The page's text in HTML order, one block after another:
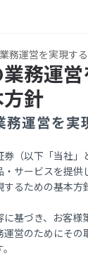
務運営を実現す
務運
針
務運営を実
（以下「当社」
サービスを提供
るための基本方
基づき、お客様
営のためにその